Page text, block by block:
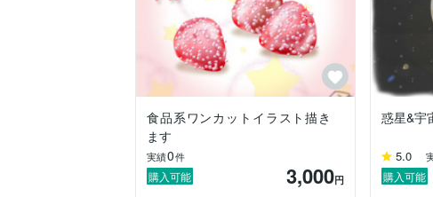
●ルノルマンカード士資格/ルノルマンカード占
※まだ「出品」はしておりませんが、ルノルマ
余り若くはありませんが、精いっぱいお手伝
私のモットーは
多趣味なのも手伝って、「仕事は興味を持って
…です。
目指せ、描けて書けて時たま占える変なフリー
と、日々愉しい人を目指して頑張っています
食品系ワンカットイラスト描き
ます
実績0件
購入可能 3,000円
惑星&宇
5.0
購入可能